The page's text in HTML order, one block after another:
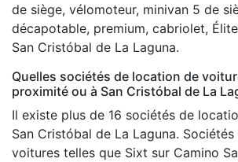
de siège, vélomoteur, minivan 5 de
décapotable, premium, cabriolet,
San Cristóbal de La Laguna.
Quelles sociétés de location de
proximité ou à San Cristóbal de La
Il existe plus de 16 sociétés de
San Cristóbal de La Laguna.
voitures telles que Sixt sur Camino